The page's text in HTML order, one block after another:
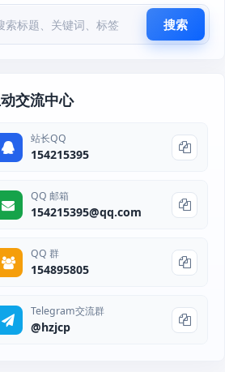
搜索
交流中心
站长QQ
154215395
QQ 邮箱
154215395@qq.com
QQ 群
154895805
Telegram交流群
@hzjcp